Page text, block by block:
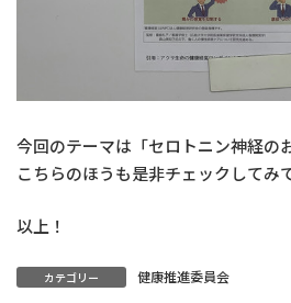
今回のテーマは「セロトニン神経の
こちらのほうも是非チェックしてみ
以上！
カテゴリー 健康推進委員会